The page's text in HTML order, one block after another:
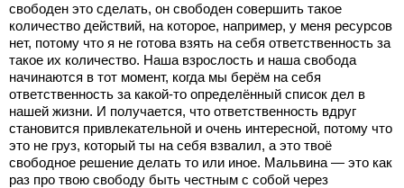
свободен это сделать, он свободен совершить такое
количество действий, на которое, например, у меня ресурсов
нет, потому что я не готова взять на себя ответственность за
такое их количество. Наша взрослость и наша свобода
начинаются в тот момент, когда мы берём на себя
ответственность за какой-то определённый список дел в
нашей жизни. И получается, что ответственность вдруг
становится привлекательной и очень интересной, потому что
это не груз, который ты на себя взвалил, а это твоё
свободное решение делать то или иное. Мальвина — это как
раз про твою свободу быть честным с собой через